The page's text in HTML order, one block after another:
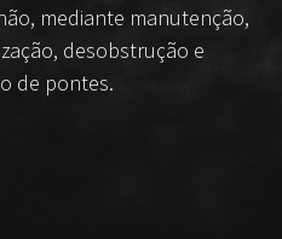
mediante manutenção,
desobstrução e
de pontes.